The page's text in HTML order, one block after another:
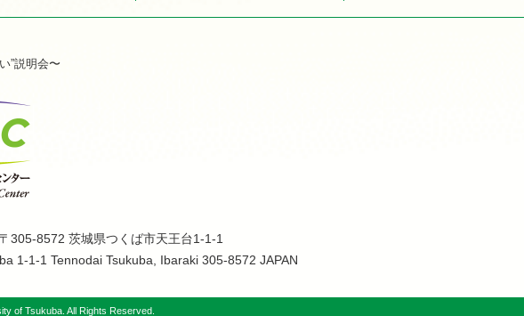
”説明会〜
〒305-8572 茨城県つくば市天王台1-1-1
1-1-1 Tennodai Tsukuba, Ibaraki 305-8572 JAPAN
of Tsukuba. All Rights Reserved.